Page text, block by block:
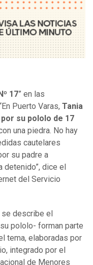
17” en las
Puerto Varas, Tania
su pololo de 17
una piedra. No hay
cautelares
su padre a
dice el
del Servicio
describe el
pololo- forman parte
tema, elaboradas por
integrado por el
de Menores